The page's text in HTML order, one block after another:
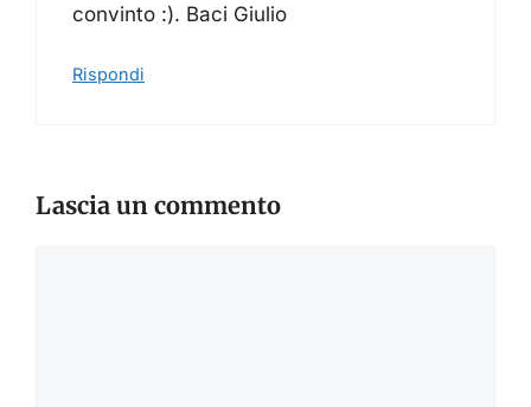
convinto :). Baci Giulio
Rispondi
Lascia un commento